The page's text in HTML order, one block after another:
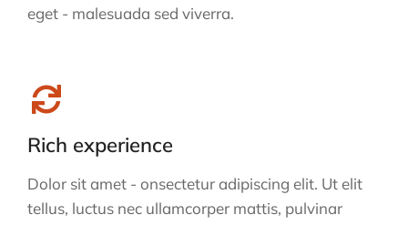
eget - malesuada sed viverra.
Rich experience
Dolor sit amet - onsectetur adipiscing elit. Ut elit
tellus, luctus nec ullamcorper mattis, pulvinar